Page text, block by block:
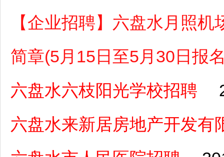
【企业招聘】六盘水月照
简章(5月15日至5月30日报
六盘水六枝阳光学校招聘
六盘水来新居房地产开发有